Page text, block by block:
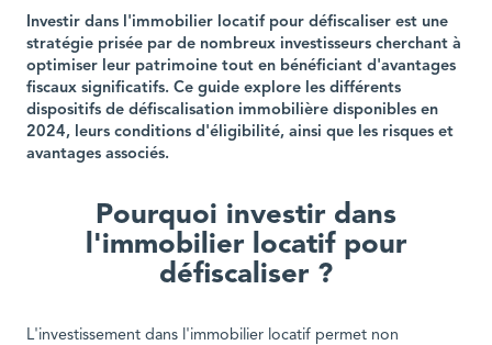
Investir dans l'immobilier locatif pour défiscaliser est une
stratégie prisée par de nombreux investisseurs cherchant à
optimiser leur patrimoine tout en bénéficiant d'avantages
fiscaux significatifs. Ce guide explore les différents
dispositifs de défiscalisation immobilière disponibles en
2024, leurs conditions d'éligibilité, ainsi que les risques et
avantages associés.
Pourquoi investir dans
l'immobilier locatif pour
défiscaliser ?
L'investissement dans l'immobilier locatif permet non